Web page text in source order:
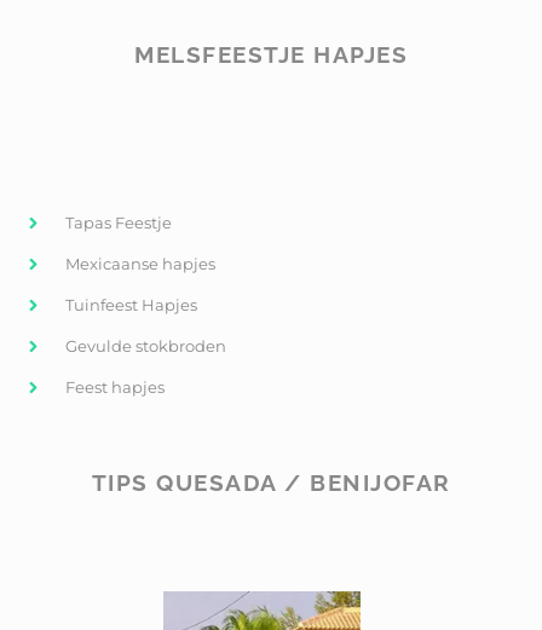
MELSFEESTJE HAPJES
Tapas Feestje
Mexicaanse hapjes
Tuinfeest Hapjes
Gevulde stokbroden
Feest hapjes
TIPS QUESADA / BENIJOFAR